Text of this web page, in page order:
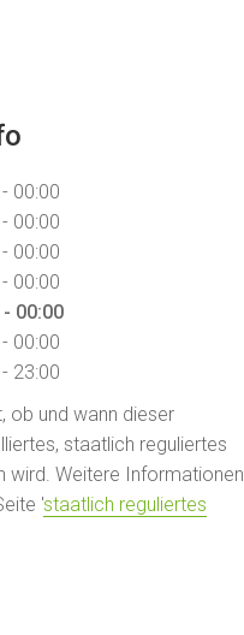
00:00
00:00
00:00
00:00
00:00
00:00
23:00
ob und wann dieser
staatlich reguliertes
wird. Weitere Informationen
'staatlich reguliertes